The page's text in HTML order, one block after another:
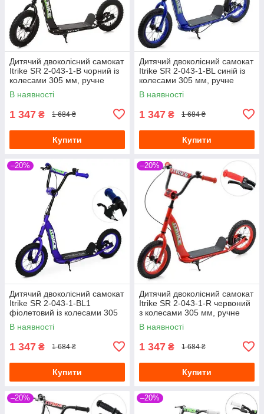
Дитячий двоколісний самокат
Itrike SR 2-043-1-B чорний із
колесами 305 мм, ручне
гальмо
В наявності
1 347 ₴ 1 684 ₴
Купити
Дитячий двоколісний самокат
Itrike SR 2-043-1-BL синій із
колесами 305 мм, ручне
гальмо
В наявності
1 347 ₴ 1 684 ₴
Купити
–20%
Дитячий двоколісний самокат
Itrike SR 2-043-1-BL1
фіолетовий із колесами 305
мм, ручне гальмо
В наявності
1 347 ₴ 1 684 ₴
Купити
–20%
Дитячий двоколісний самокат
Itrike SR 2-043-1-R червоний
з колесами 305 мм, ручне
гальмо
В наявності
1 347 ₴ 1 684 ₴
Купити
–20% –20%